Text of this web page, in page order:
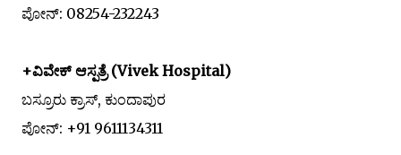
ಪೋನ್: 08254-232243
+ವಿವೇಕ್ ಆಸ್ಪತ್ರೆ (Vivek Hospital)
ಬಸ್ರೂರು ಕ್ರಾಸ್, ಕುಂದಾಪುರ
ಪೋನ್: +91 9611134311